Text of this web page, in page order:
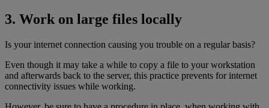
3. Work on large files locally
Is your internet connection causing you trouble on a regular basis?
Even though it may take a while to copy a file to your workstation
and afterwards back to the server, this practice prevents for internet
connectivity issues while working.